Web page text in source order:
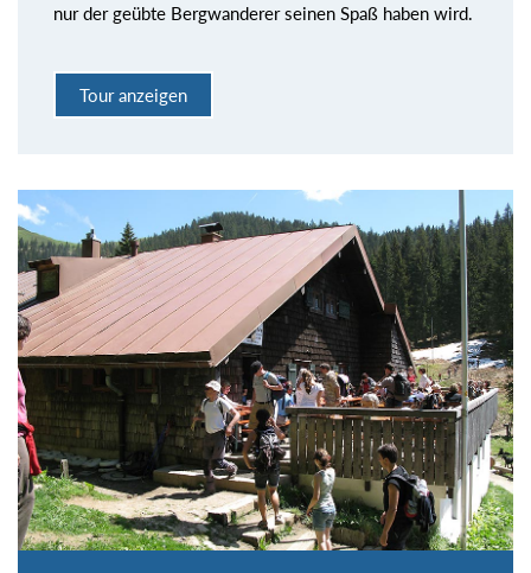
nur der geübte Bergwanderer seinen Spaß haben wird.
Tour anzeigen